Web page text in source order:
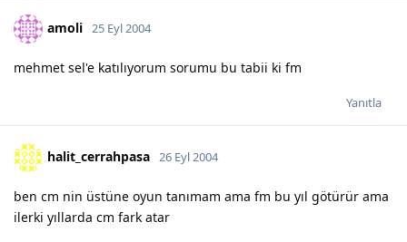
amoli 25 Eyl 2004
mehmet sel'e katılıyorum sorumu bu tabii ki fm
Yanıtla
halit_cerrahpasa 26 Eyl 2004
ben cm nin üstüne oyun tanımam ama fm bu yıl götürür ama
ilerki yıllarda cm fark atar